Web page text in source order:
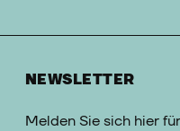
NEWSLETTER
Melden Sie sich hier